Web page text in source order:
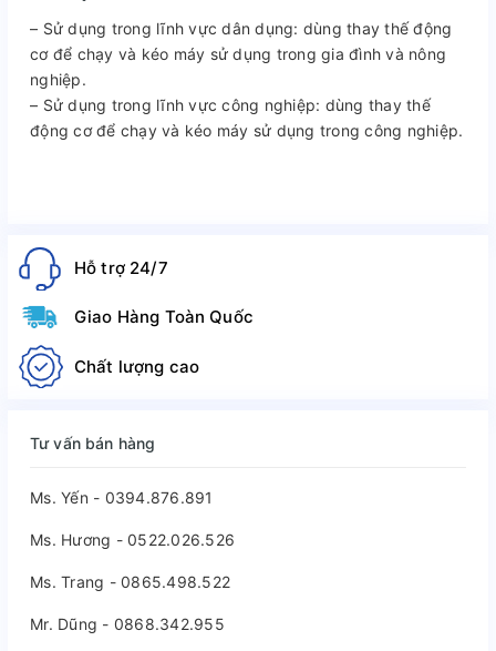
– Sử dụng trong lĩnh vực dân dụng: dùng thay thế động
cơ để chạy và kéo máy sử dụng trong gia đình và nông
nghiệp.
– Sử dụng trong lĩnh vực công nghiệp: dùng thay thế
động cơ để chạy và kéo máy sử dụng trong công nghiệp.
Hỗ trợ 24/7
Giao Hàng Toàn Quốc
Chất lượng cao
Tư vấn bán hàng
Ms. Yến - 0394.876.891
Ms. Hương - 0522.026.526
Ms. Trang - 0865.498.522
Mr. Dũng - 0868.342.955